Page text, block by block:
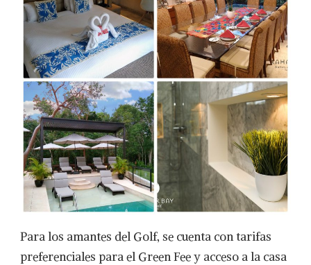
Para los amantes del Golf, se cuenta con tarifas
preferenciales para el Green Fee y acceso a la casa